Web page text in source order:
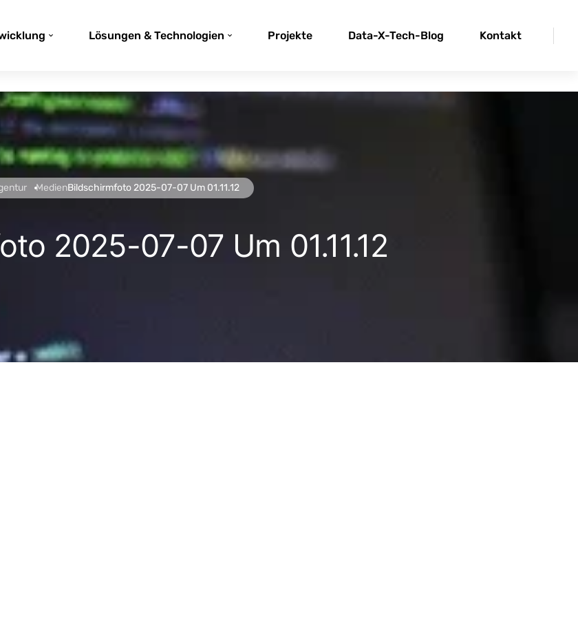
Lösungen & Technologien Projekte Data-X-Tech-Blog Kontakt
MedienBildschirmfoto 2025-07-07 Um 01.11.12
2025-07-07 Um 01.11.12